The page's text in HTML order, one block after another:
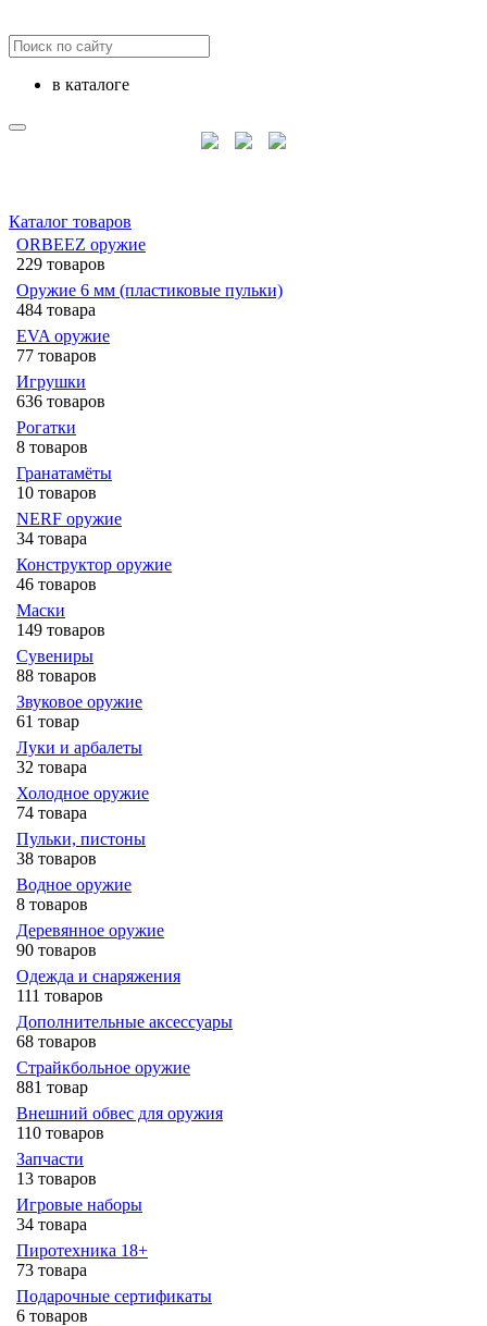
в каталоге
Каталог товаров
ORBEEZ оружие
229 товаров
Оружие 6 мм (пластиковые пульки)
484 товара
EVA оружие
77 товаров
Игрушки
636 товаров
Рогатки
8 товаров
Гранатамёты
10 товаров
NERF оружие
34 товара
Конструктор оружие
46 товаров
Маски
149 товаров
Сувениры
88 товаров
Звуковое оружие
61 товар
Луки и арбалеты
32 товара
Холодное оружие
74 товара
Пульки, пистоны
38 товаров
Водное оружие
8 товаров
Деревянное оружие
90 товаров
Одежда и снаряжения
111 товаров
Дополнительные аксессуары
68 товаров
Страйкбольное оружие
881 товар
Внешний обвес для оружия
110 товаров
Запчасти
13 товаров
Игровые наборы
34 товара
Пиротехника 18+
73 товара
Подарочные сертификаты
6 товаров